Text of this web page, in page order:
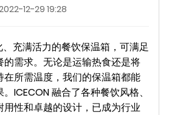
12-29 19:28
充满活力的餐饮保温箱，可满足
需求。无论是运输热食还是将
所需温度，我们的保温箱都能
ICECON 融合了各种餐饮风格、
性和卓越的设计，已成为行业